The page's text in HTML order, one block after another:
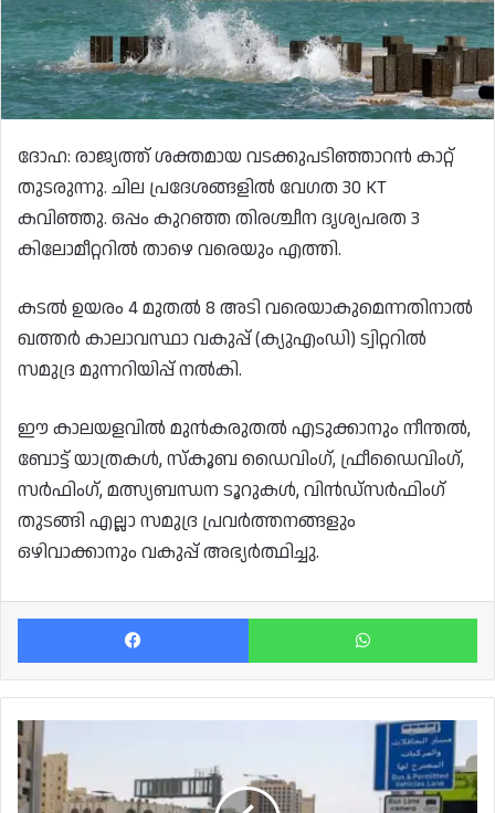
ദോഹ: രാജ്യത്ത് ശക്തമായ വടക്കുപടിഞ്ഞാറൻ കാറ്റ്
തുടരുന്നു. ചില പ്രദേശങ്ങളിൽ വേഗത 30 KT
കവിഞ്ഞു. ഒപ്പം കുറഞ്ഞ തിരശ്ചീന ദൃശ്യപരത 3
കിലോമീറ്ററിൽ താഴെ വരെയും എത്തി.
കടൽ ഉയരം 4 മുതൽ 8 അടി വരെയാകുമെന്നതിനാൽ
ഖത്തർ കാലാവസ്ഥാ വകുപ്പ് (ക്യുഎംഡി) ട്വിറ്ററിൽ
സമുദ്ര മുന്നറിയിപ്പ് നൽകി.
ഈ കാലയളവിൽ മുൻകരുതൽ എടുക്കാനും നീന്തൽ,
ബോട്ട് യാത്രകൾ, സ്കൂബ ഡൈവിംഗ്, ഫ്രീഡൈവിംഗ്,
സർഫിംഗ്, മത്സ്യബന്ധന ടൂറുകൾ, വിൻഡ്സർഫിംഗ്
തുടങ്ങി എല്ലാ സമുദ്ര പ്രവർത്തനങ്ങളും
ഒഴിവാക്കാനും വകുപ്പ് അഭ്യർത്ഥിച്ചു.
Facebook
എ-
റിങ്
റോഡിൽ
ബസുകൾക്കും